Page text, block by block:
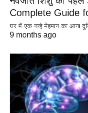
Complete Guide
घर में एक नन्हे मेहमान का आना
9 months ago